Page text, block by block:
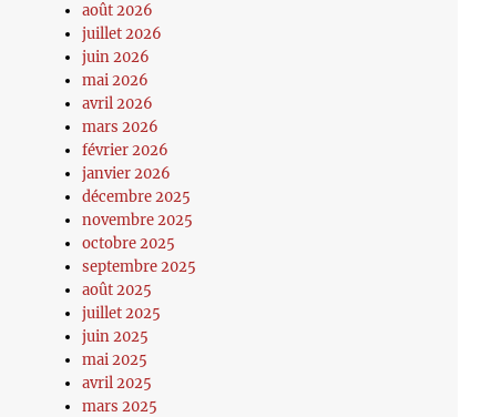
août 2026
juillet 2026
juin 2026
mai 2026
avril 2026
mars 2026
février 2026
janvier 2026
décembre 2025
novembre 2025
octobre 2025
septembre 2025
août 2025
juillet 2025
juin 2025
mai 2025
avril 2025
mars 2025